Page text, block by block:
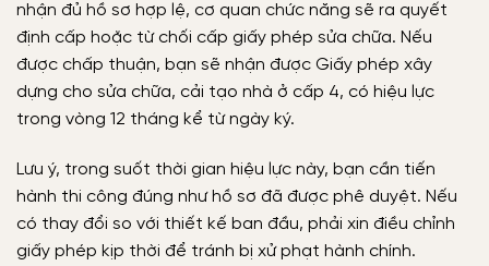
nhận đủ hồ sơ hợp lệ, cơ quan chức năng sẽ ra quyết
định cấp hoặc từ chối cấp giấy phép sửa chữa. Nếu
được chấp thuận, bạn sẽ nhận được Giấy phép xây
dựng cho sửa chữa, cải tạo nhà ở cấp 4, có hiệu lực
trong vòng 12 tháng kể từ ngày ký.
Lưu ý, trong suốt thời gian hiệu lực này, bạn cần tiến
hành thi công đúng như hồ sơ đã được phê duyệt. Nếu
có thay đổi so với thiết kế ban đầu, phải xin điều chỉnh
giấy phép kịp thời để tránh bị xử phạt hành chính.